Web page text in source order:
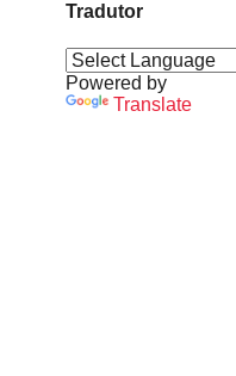
Tradutor
Powered by
Translate